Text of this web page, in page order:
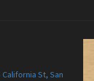
California St, San